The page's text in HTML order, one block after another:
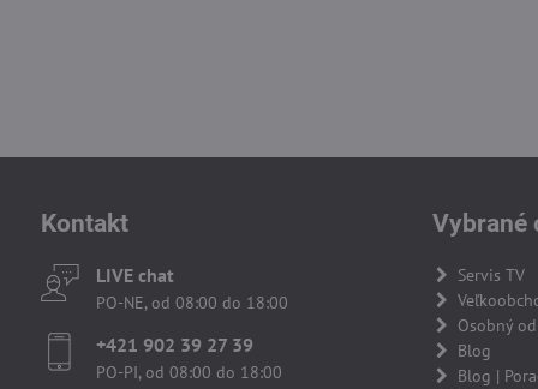
Kontakt
LIVE chat
PO-NE, od 08:00 do 18:00
+421 902 39 27 39
PO-PI, od 08:00 do 18:00
Vybrané
Servis TV
Osobný
Blog
Blog |